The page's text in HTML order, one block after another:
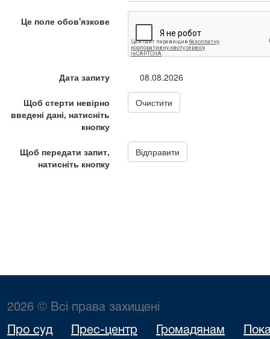
2026 © Всі права захищені
Про суд Прес-центр Громадянам